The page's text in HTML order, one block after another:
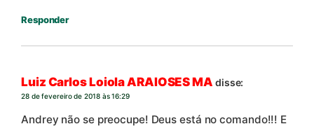
Responder
Luiz Carlos Loiola ARAIOSES MA disse:
28 de fevereiro de 2018 às 16:29
Andrey não se preocupe! Deus está no comando!!! E